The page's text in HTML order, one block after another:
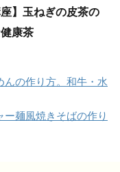
】玉ねぎの皮茶の
康茶
んの作り方。和牛・水
ー麺風焼きそばの作り